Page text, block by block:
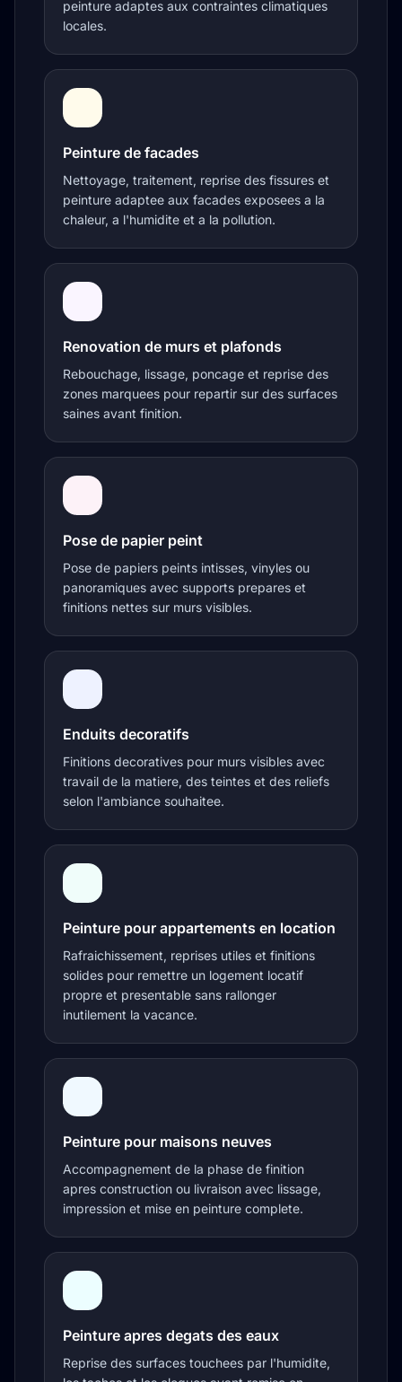
peinture adaptes aux contraintes climatiques
locales.
Peinture de facades
Nettoyage, traitement, reprise des fissures et
peinture adaptee aux facades exposees a la
chaleur, a l'humidite et a la pollution.
Renovation de murs et plafonds
Rebouchage, lissage, poncage et reprise des
zones marquees pour repartir sur des surfaces
saines avant finition.
Pose de papier peint
Pose de papiers peints intisses, vinyles ou
panoramiques avec supports prepares et
finitions nettes sur murs visibles.
Enduits decoratifs
Finitions decoratives pour murs visibles avec
travail de la matiere, des teintes et des reliefs
selon l'ambiance souhaitee.
Peinture pour appartements en location
Rafraichissement, reprises utiles et finitions
solides pour remettre un logement locatif
propre et presentable sans rallonger
inutilement la vacance.
Peinture pour maisons neuves
Accompagnement de la phase de finition
apres construction ou livraison avec lissage,
impression et mise en peinture complete.
Peinture apres degats des eaux
Reprise des surfaces touchees par l'humidite,